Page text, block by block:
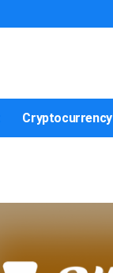
Cryptocurrency